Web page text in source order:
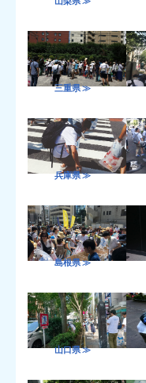
三重県 ≫
兵庫県 ≫
島根県 ≫
山口県 ≫